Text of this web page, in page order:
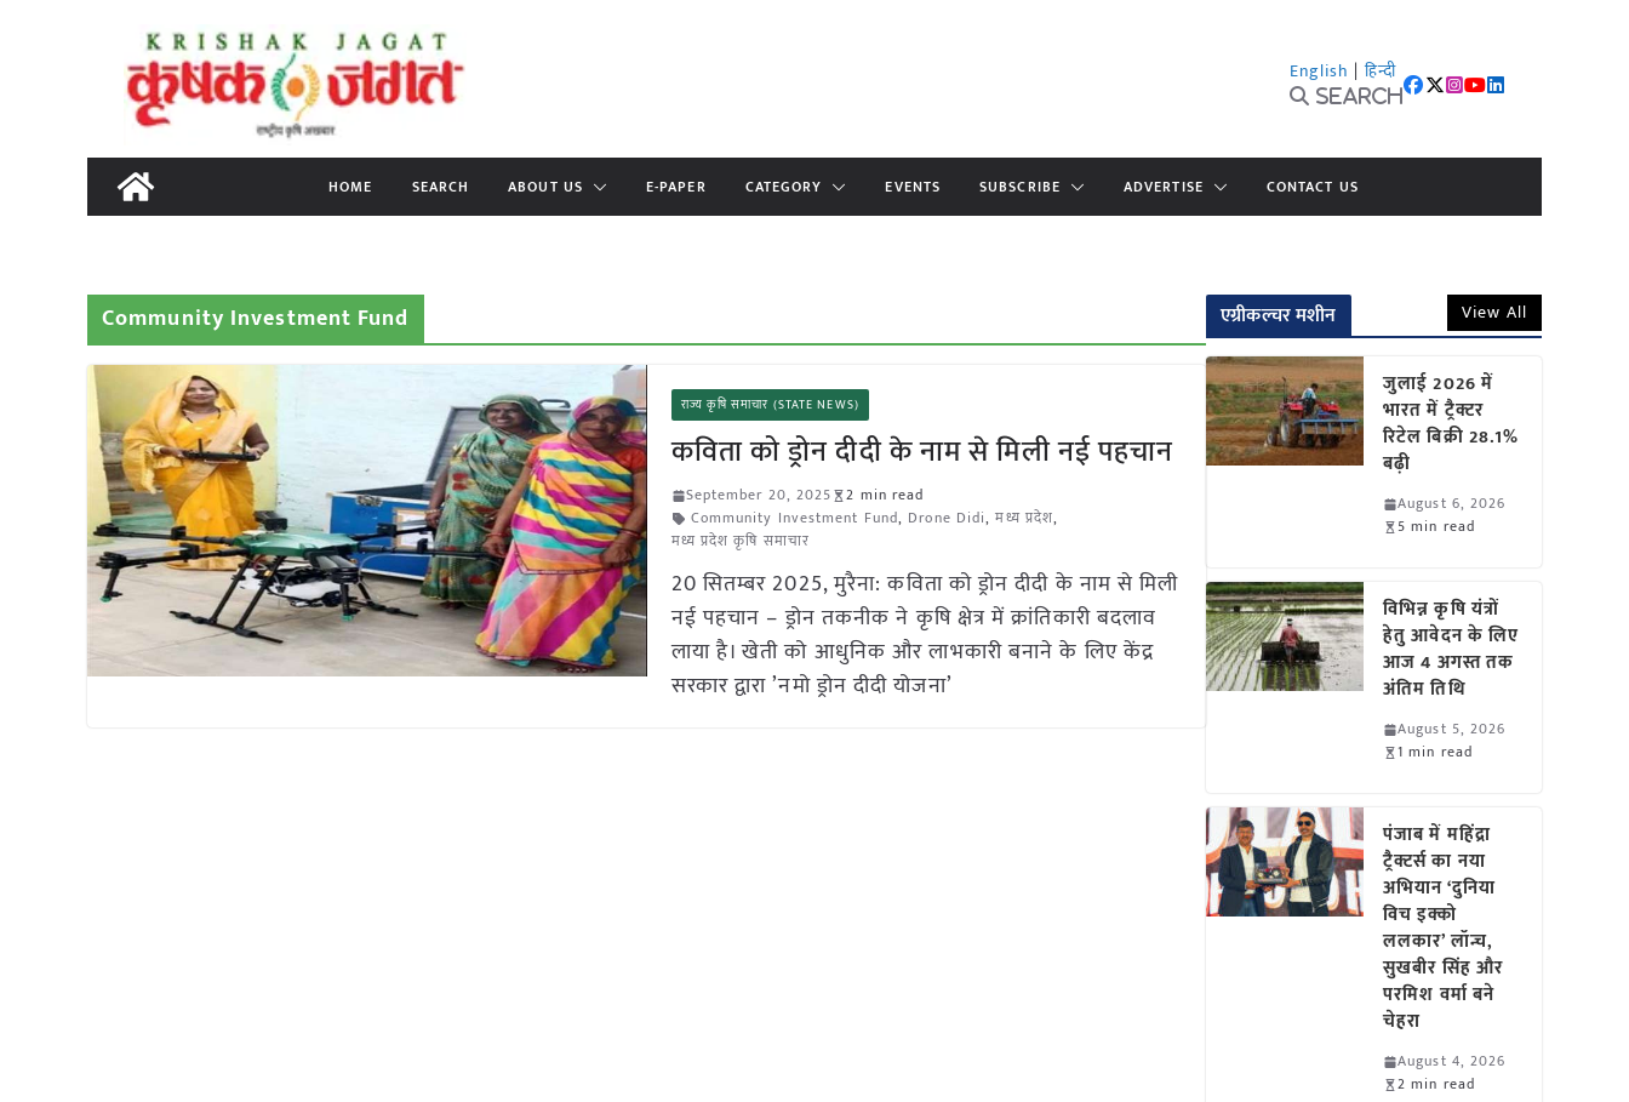
content
English | हिन्दी
Search
HOME SEARCH ABOUT US E-PAPER CATEGORY EVENTS SUBSCRIBE ADVERTISE CONTACT US
Community Investment Fund
राज्य कृषि समाचार (STATE NEWS)
कविता को ड्रोन दीदी के नाम से मिली नई पहचान
September 20, 2025
2 min read
Community Investment Fund, Drone Didi,मध्य प्रदेश,
मध्य प्रदेश कृषि समाचार
20 सितम्बर 2025, मुरैना: कविता को ड्रोन दीदी के नाम से मिली
नई पहचान – ड्रोन तकनीक ने कृषि क्षेत्र में क्रांतिकारी बदलाव
लाया है। खेती को आधुनिक और लाभकारी बनाने के लिए केंद्र
सरकार द्वारा ’नमो ड्रोन दीदी योजना’
एग्रीकल्चर मशीन View All
जुलाई 2026 में
भारत में ट्रैक्टर
रिटेल बिक्री 28.1%
बढ़ी
August 6, 2026
5 min read
विभिन्न कृषि यंत्रों
हेतु आवेदन के लिए
आज 4 अगस्त तक
अंतिम तिथि
August 5, 2026
1 min read
पंजाब में महिंद्रा
ट्रैक्टर्स का नया
अभियान ‘दुनिया
विच इक्को
ललकार’ लॉन्च,
सुखबीर सिंह और
परमिश वर्मा बने
चेहरा
August 4, 2026
2 min read